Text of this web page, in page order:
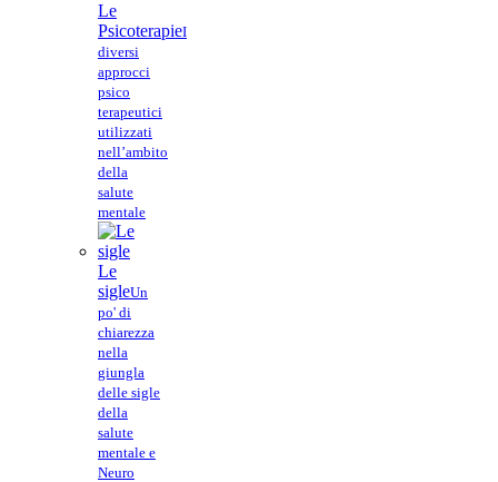
Le
PsicoterapieI
diversi
approcci
psico
terapeutici
utilizzati
nell’ambito
della
salute
mentale
Le
sigleUn
po' di
chiarezza
nella
giungla
delle sigle
della
salute
mentale e
Neuro